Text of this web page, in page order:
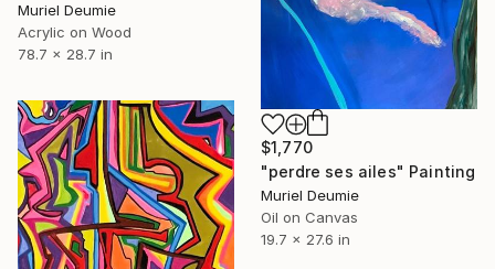
$1,770
"perdre ses ailes" Painting
Muriel Deumie
Oil on Canvas
19.7 x 27.6 in
Muriel Deumie
Acrylic on Wood
78.7 x 28.7 in